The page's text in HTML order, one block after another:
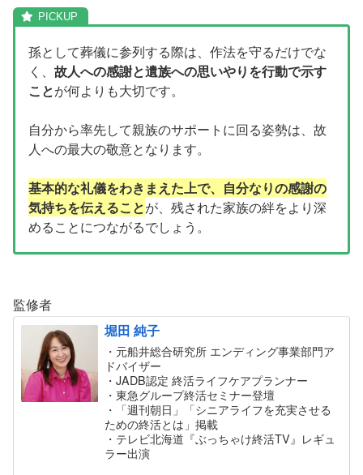
孫として葬儀に参列する際は、作法を守るだけでな
く、 故人への感謝と遺族への思いやりを行動で示す
ことが何よりも大切です。
自分から率先して親族のサポートに回る姿勢は、故
人への最大の敬意となります。
基本的な礼儀をわきまえた上で、自分なりの感謝の
気持ちを伝えることが、残された家族の絆をより深
めることにつながるでしょう。
監修者
堀田 純子
・元船井総合研究所 エンディング事業部門ア
ドバイザー
・JADB認定 終活ライフケアプランナー
・東急グループ終活セミナー登壇
・「週刊朝日」「シニアライフを充実させる
ための終活とは」掲載
・テレビ北海道『ぶっちゃけ終活TV』レギュ
ラー出演